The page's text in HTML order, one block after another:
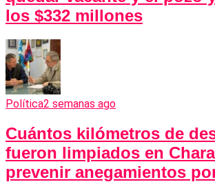
los $332 millones
Política2 semanas ago
Cuántos kilómetros de
fueron limpiados en
prevenir anegamientos